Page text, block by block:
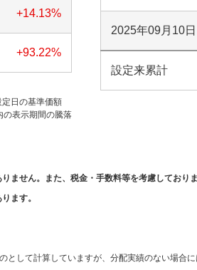
+14.13%
+93.22%
日の基準価額
の表示期間の騰落
2025年09月10日
設定来累計
せん。また、税金・手数料等を考慮しており
ます。
して計算していますが、分配実績のない場合